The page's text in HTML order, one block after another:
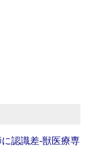
認識差‐獣医療専